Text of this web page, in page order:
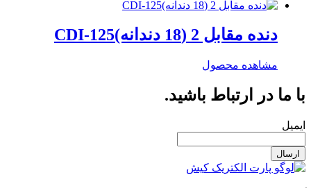
دنده مقابل 2 (18 دندانه)CDI-125
مشاهده محصول
با ما در ارتباط باشید.
ایمیل
ارسال